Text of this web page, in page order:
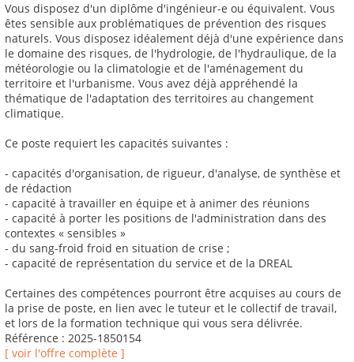
Vous disposez d'un diplôme d'ingénieur-e ou équivalent. Vous
êtes sensible aux problématiques de prévention des risques
naturels. Vous disposez idéalement déjà d'une expérience dans
le domaine des risques, de l'hydrologie, de l'hydraulique, de la
météorologie ou la climatologie et de l'aménagement du
territoire et l'urbanisme. Vous avez déjà appréhendé la
thématique de l'adaptation des territoires au changement
climatique.
Ce poste requiert les capacités suivantes :
- capacités d'organisation, de rigueur, d'analyse, de synthèse et
de rédaction
- capacité à travailler en équipe et à animer des réunions
- capacité à porter les positions de l'administration dans des
contextes « sensibles »
- du sang-froid froid en situation de crise ;
- capacité de représentation du service et de la DREAL
Certaines des compétences pourront être acquises au cours de
la prise de poste, en lien avec le tuteur et le collectif de travail,
et lors de la formation technique qui vous sera délivrée.
Référence : 2025-1850154
[ voir l'offre complète ]